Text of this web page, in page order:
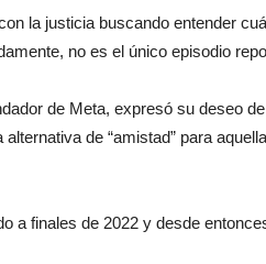
la justicia buscando entender
no es el único episodio
de Meta, expresó su deseo
alternativa de “amistad” para
a finales de 2022 y desde